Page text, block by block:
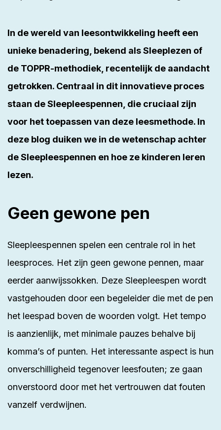
In de wereld van leesontwikkeling heeft een
unieke benadering, bekend als Sleeplezen of
de TOPPR-methodiek, recentelijk de aandacht
getrokken. Centraal in dit innovatieve proces
staan de Sleepleespennen, die cruciaal zijn
voor het toepassen van deze leesmethode. In
deze blog duiken we in de wetenschap achter
de Sleepleespennen en hoe ze kinderen leren
lezen.
Geen gewone pen
Sleepleespennen spelen een centrale rol in het
leesproces. Het zijn geen gewone pennen, maar
eerder aanwijssokken. Deze Sleepleespen wordt
vastgehouden door een begeleider die met de pen
het leespad boven de woorden volgt. Het tempo
is aanzienlijk, met minimale pauzes behalve bij
komma’s of punten. Het interessante aspect is hun
onverschilligheid tegenover leesfouten; ze gaan
onverstoord door met het vertrouwen dat fouten
vanzelf verdwijnen.